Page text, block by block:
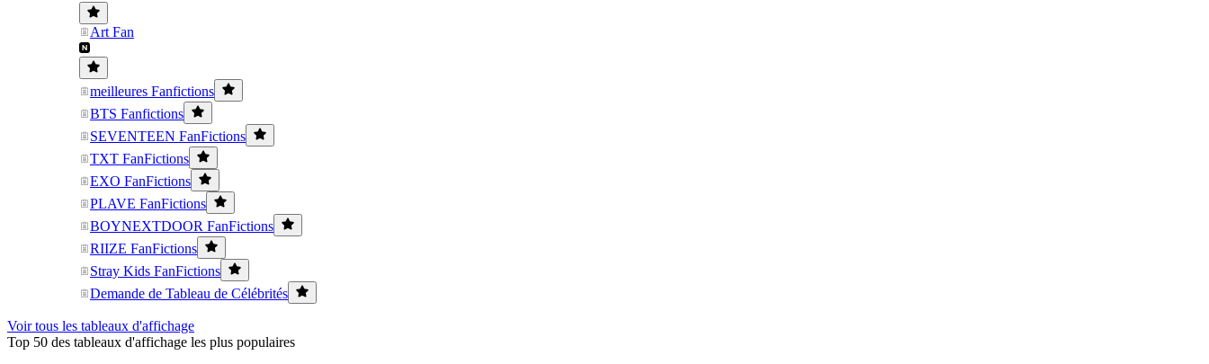
Art Fan
meilleures Fanfictions
BTS Fanfictions
SEVENTEEN FanFictions
TXT FanFictions
EXO FanFictions
PLAVE FanFictions
BOYNEXTDOOR FanFictions
RIIZE FanFictions
Stray Kids FanFictions
Demande de Tableau de Célébrités
Voir tous les tableaux d'affichage
Top 50 des tableaux d'affichage les plus populaires